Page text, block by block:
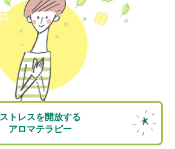
ストレスを開放する
アロマテラピー